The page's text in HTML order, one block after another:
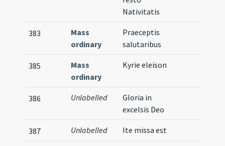
Nativitatis
383
Mass
ordinary
Praeceptis
salutaribus
385
Mass
ordinary
Kyrie eleison
386 Unlabelled
Gloria in
excelsis Deo
387 Unlabelled Ite missa est